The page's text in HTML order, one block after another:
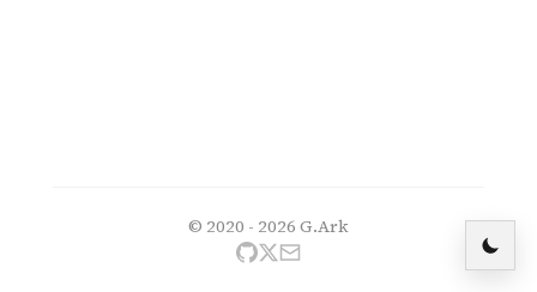
© 2020 - 2026 G.Ark